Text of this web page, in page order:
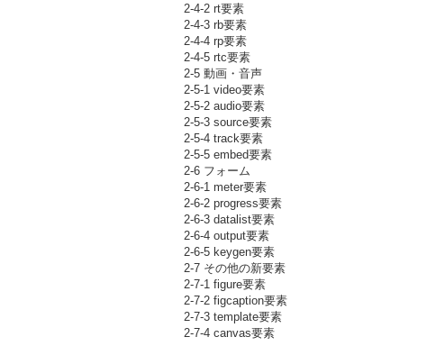
2-4-2 rt要素
2-4-3 rb要素
2-4-4 rp要素
2-4-5 rtc要素
2-5 動画・音声
2-5-1 video要素
2-5-2 audio要素
2-5-3 source要素
2-5-4 track要素
2-5-5 embed要素
2-6 フォーム
2-6-1 meter要素
2-6-2 progress要素
2-6-3 datalist要素
2-6-4 output要素
2-6-5 keygen要素
2-7 その他の新要素
2-7-1 figure要素
2-7-2 figcaption要素
2-7-3 template要素
2-7-4 canvas要素